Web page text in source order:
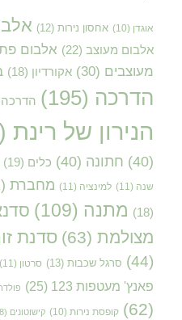
אוגדן (10) אחסון נירות (12)
אלבום מעוצב (22) אלבום
מעוצבים (30) אקורדיון (18)
הדרכה (195) הדרכה
הנירון של רינת
(40)
חתונה (40) כלים (19)
שנה (11) למינציה (11) מחברת (41)
(18) מתנה (109)
מצולמת (63) סדנת
(44)
סרגל שכבות (13) סרטון (11)
פאנץ' מעטפות 123 (25)
(62)
קופסת נירות (10) קישוטונים (8)